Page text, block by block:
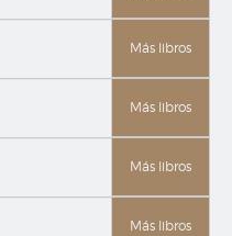
Más libros
Más libros
Más libros
Más libros